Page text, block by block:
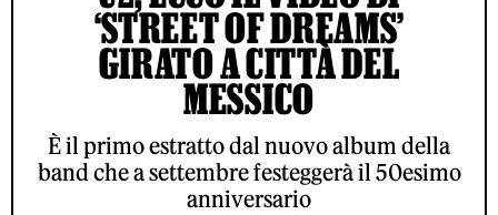
‘STREET OF DREAMS’
GIRATO A CITTÀ DEL
MESSICO
È il primo estratto dal nuovo album della
band che a settembre festeggerà il 50esimo
anniversario